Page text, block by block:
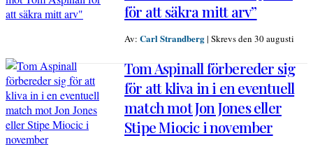
för att säkra mitt arv”
Av: Carl Strandberg| Skrevs den 30 augusti
Tom Aspinall förbereder sig
för att kliva in i en eventuell
match mot Jon Jones eller
Stipe Miocic i november